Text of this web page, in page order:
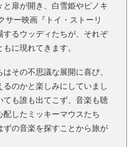
と扉が開き、白雪姫やピノキ
サー映画『トイ・ストーリ
するウッディたちが、それぞ
に現れてきます。
はその不思議な展開に喜び、
るのかと楽しみにしていまし
ても誰も出てこず、音楽も聴
配したミッキーマウスたち
ずの音楽を探すことから旅が